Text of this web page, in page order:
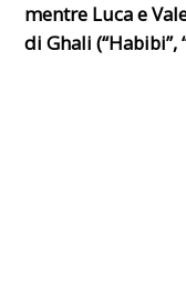
mentre Luca e
di Ghali (“Habibi”,